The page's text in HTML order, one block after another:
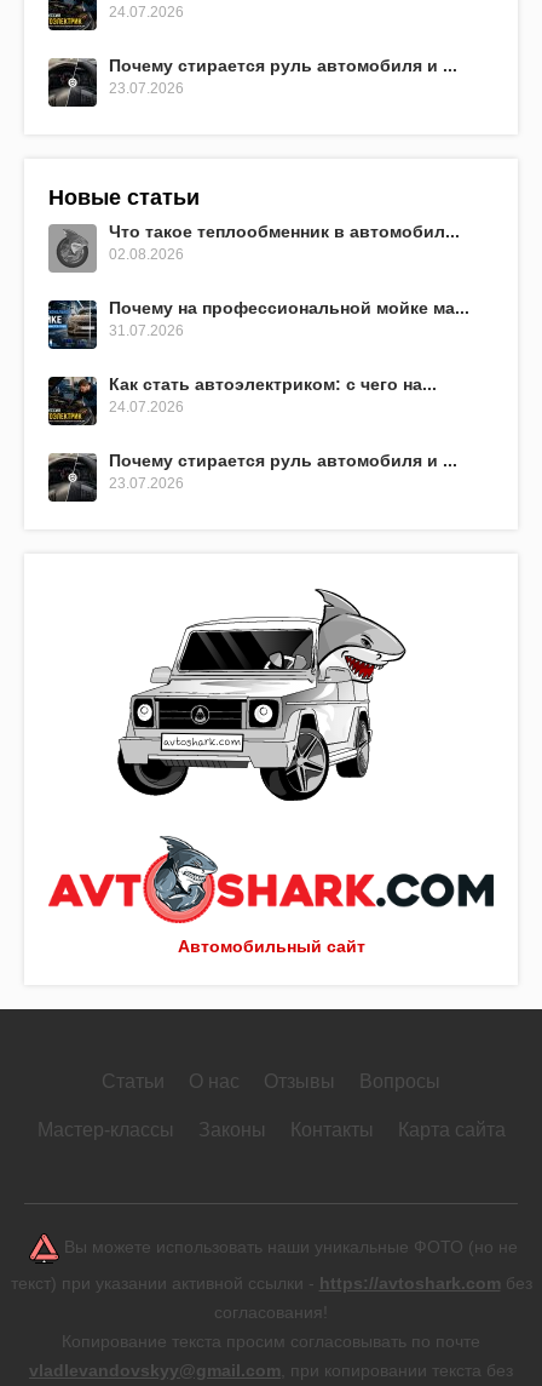
Автомобильный сайт
24.07.2026
Почему стирается руль автомобиля и ...
23.07.2026
Новые статьи
Что такое теплообменник в автомобил...
02.08.2026
Почему на профессиональной мойке ма...
31.07.2026
Как стать автоэлектриком: с чего на...
24.07.2026
Почему стирается руль автомобиля и ...
23.07.2026
Статьи О нас Отзывы Вопросы
Мастер-классы Законы Контакты Карта сайта
Вы можете использовать наши уникальные ФОТО (но не
текст) при указании активной ссылки - https://avtoshark.com без
согласования!
Копирование текста просим согласовывать по почте
vladlevandovskyy@gmail.com , при копировании текста без